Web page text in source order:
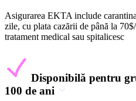
Asigurarea EKTA include
zile, cu plata cazării de până la
tratament medical sau spitalicesc
Disponibilă pentru
100 de ani